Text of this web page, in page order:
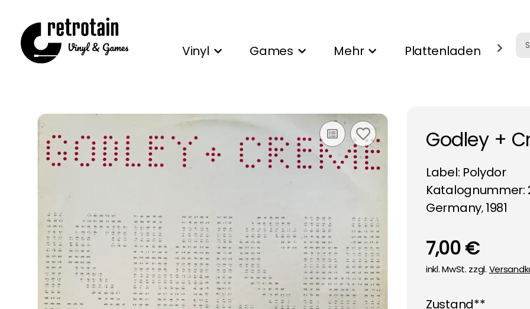
Vinyl Games Mehr Plattenladen
Godley +
Label: Polydor
Katalognummer:
Germany, 1981
7,00 €
inkl. MwSt. zzgl.
Zustand**